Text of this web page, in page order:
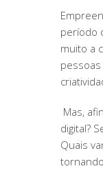
período
muito a
Mas,
digital?
Quais